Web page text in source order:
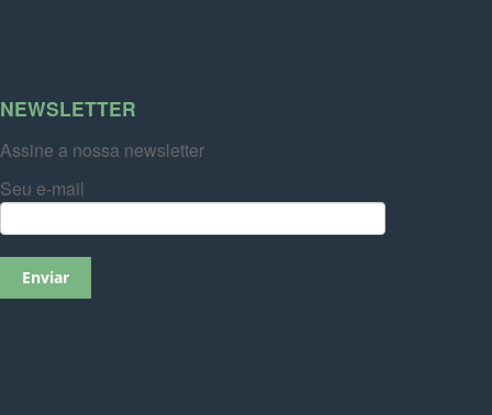
NEWSLETTER
Assine a nossa newsletter
Seu e-mail